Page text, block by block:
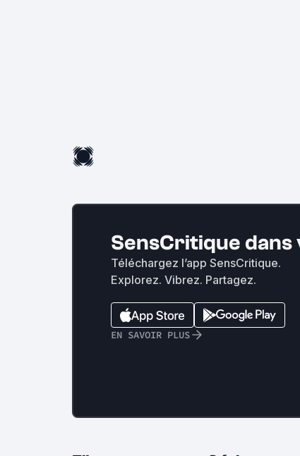
SensCritique
Téléchargez l’app SensCritique.
Explorez. Vibrez. Partagez.
EN SAVOIR PLUS